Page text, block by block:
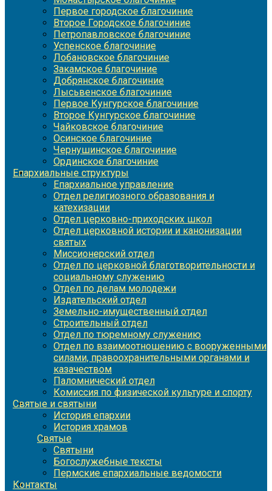
Первое городское благочиние
Второе Городское благочиние
Петропавловское благочиние
Успенское благочиние
Лобановское благочиние
Закамское благочиние
Добрянское благочиние
Лысьвенское благочиние
Первое Кунгурское благочиние
Второе Кунгурское благочиние
Чайковское благочиние
Осинское благочиние
Чернушинское благочиние
Ординское благочиние
Епархиальные структуры
Епархиальное управление
Отдел религиозного образования и
катехизации
Отдел церковно-приходских школ
Отдел церковной истории и канонизации
святых
Миссионерский отдел
Отдел по церковной благотворительности и
социальному служению
Отдел по делам молодежи
Издательский отдел
Земельно-имущественный отдел
Строительный отдел
Отдел по тюремному служению
Отдел по взаимоотношению с вооруженными
силами, правоохранительными органами и
казачеством
Паломнический отдел
Комиссия по физической культуре и спорту
Святые и святыни
История епархии
История храмов
Святые
Святыни
Богослужебные тексты
Пермские епархиальные ведомости
Контакты